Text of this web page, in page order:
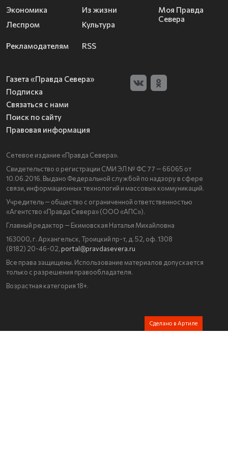
Экономика
Леспром
Из жизни
Культура
Моя Правда
Севера
Рекламодателям RSS
Газета «Правда Севера»
Подписка
Связаться с нами
Поиск по сайту
Правовая информация
Сетевое издание «Правда Севера».
Свидетельство о регистрации СМИ ЭЛ № ФС 77 — 66065 от
10.06.2016. Выдано Федеральной службой по надзору в сфере
связи, информационных технологий и массовых коммуникаций.
Учредитель — общество с ограниченной ответственностью
«Агентство «Правда Севера» (ООО «АПС»).
Главный редактор — Екимовская Наталья Михайловна
163000, г. Архангельск, Троицкий пр-т, д. 52, оф. 1308
(8182) 20-46-02, portal@pravdasevera.ru
Все права защищены. Использование материалов допускается
только с разрешения правообладателя.
Возрастная категория 18+.
Сделано в Артиле